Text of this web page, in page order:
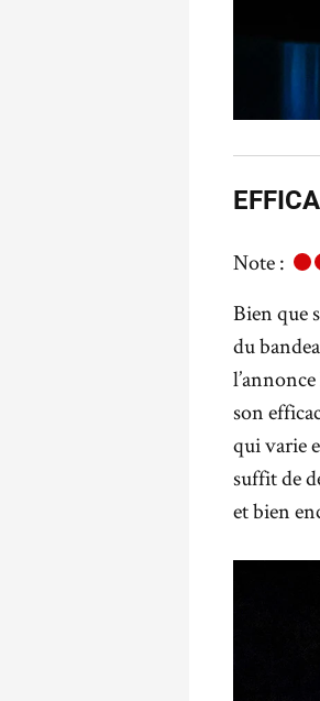
Note :
Bien que
du
son
qui varie
suffit de
et bien